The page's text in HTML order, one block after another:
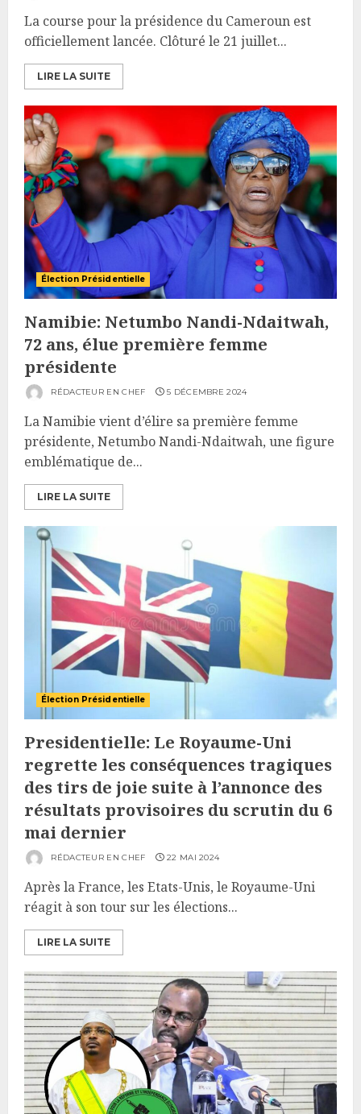
La course pour la présidence du Cameroun est
officiellement lancée. Clôturé le 21 juillet...
LIRE LA SUITE
Élection Présidentielle
Namibie: Netumbo Nandi-Ndaitwah,
72 ans, élue première femme
présidente
RÉDACTEUR EN CHEF 5 DÉCEMBRE 2024
La Namibie vient d’élire sa première femme
présidente, Netumbo Nandi-Ndaitwah, une figure
emblématique de...
LIRE LA SUITE
Élection Présidentielle
Presidentielle: Le Royaume-Uni
regrette les conséquences tragiques
des tirs de joie suite à l’annonce des
résultats provisoires du scrutin du 6
mai dernier
RÉDACTEUR EN CHEF 22 MAI 2024
Après la France, les Etats-Unis, le Royaume-Uni
réagit à son tour sur les élections...
LIRE LA SUITE